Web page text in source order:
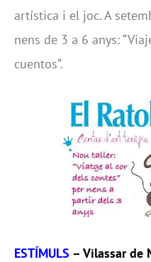
artística i el joc. A
nens de 3 a 6 anys:
cuentos”.
ESTÍMULS – Vilassar de